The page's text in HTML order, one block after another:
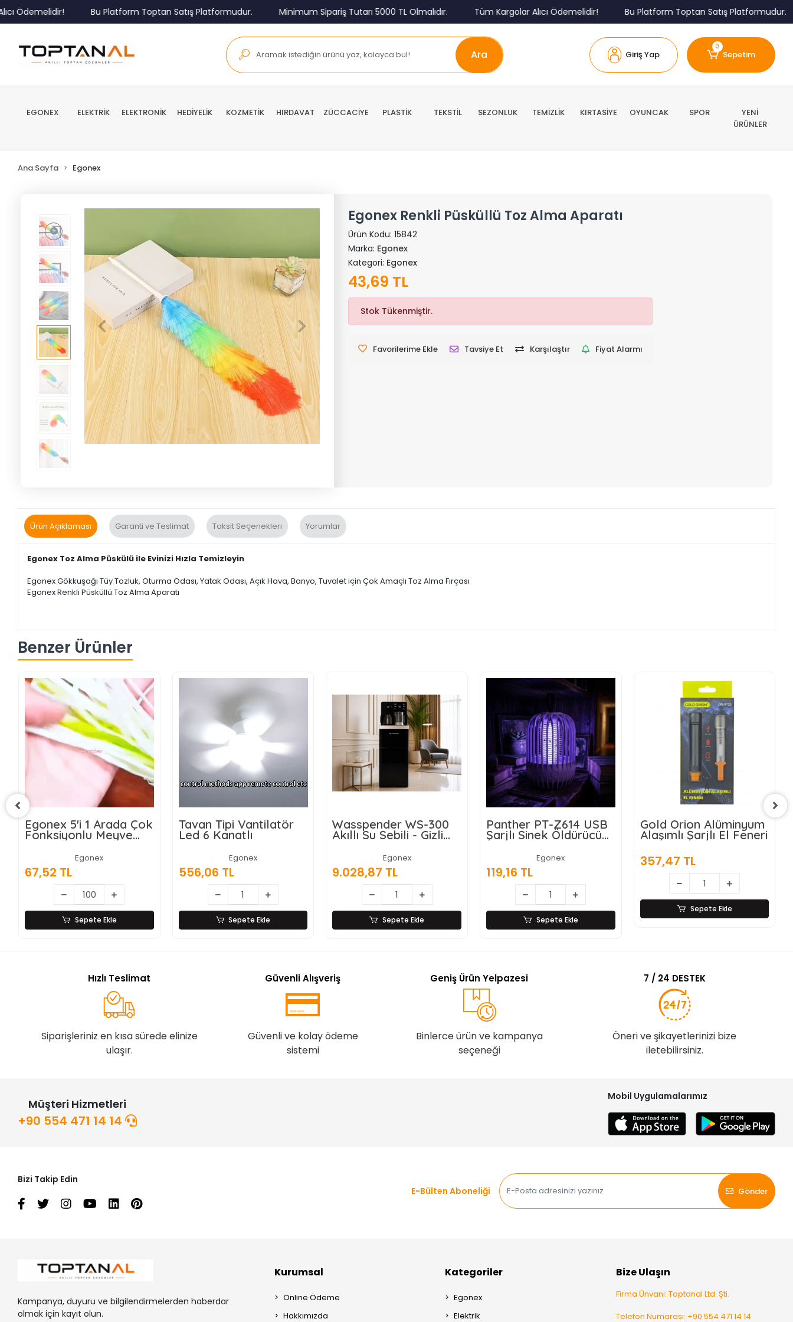
Bu Platform Toptan Satış Platformudur. Minimum Sipariş Tutarı 5000 TL Olmalıdır. Tüm Kargolar Alıcı Ödemelidir! Bu Platform Toptan Satış Platformudur.
Ara Giriş Yap
0
Sepetim
EGONEX ELEKTRİK ELEKTRONİK HEDİYELİK KOZMETİK HIRDAVAT ZÜCCACİYE PLASTİK TEKSTİL SEZONLUK TEMİZLİK KIRTASİYE OYUNCAK SPOR
YENİ
ÜRÜNLER
Ana Sayfa Egonex
Egonex Renkli Püsküllü Toz Alma Aparatı
Ürün Kodu: 15842
Marka: Egonex
Kategori: Egonex
43,69 TL
Stok Tükenmiştir.
Favorilerime Ekle Tavsiye Et Karşılaştır Fiyat Alarmı
Ürün Açıklaması Garanti ve Teslimat Taksit Seçenekleri Yorumlar
Egonex Toz Alma Püskülü ile Evinizi Hızla Temizleyin
Egonex Gökkuşağı Tüy Tozluk, Oturma Odası, Yatak Odası, Açık Hava, Banyo, Tuvalet için Çok Amaçlı Toz Alma Fırçası
Egonex Renkli Püsküllü Toz Alma Aparatı
Benzer Ürünler
Çok
Çelik
Tavan Tipi Vantilatör
Led 6 Kanatlı
556,06 TL
Sepete Ekle
Wasspender WS-300
Akıllı Su Sebili - Gizli
Dokunmatik Ekran
9.028,87 TL
Sepete Ekle
Panther PT-Z614 USB
Şarjlı Sinek Öldürücü
119,16 TL
Sepete Ekle
Gold Orion Alüminyum
Alaşımlı Şarjlı El Feneri
357,47 TL
Sepete Ekle
Matematik İşlem
Rulosu (Tek İşlem
Seçenekli)
39,72 TL
Sepete Ekle
Hızlı Teslimat
Siparişleriniz en kısa sürede elinize
ulaşır.
Güvenli Alışveriş
Güvenli ve kolay ödeme
sistemi
Geniş Ürün Yelpazesi
Binlerce ürün ve kampanya
seçeneği
7 / 24 DESTEK
Öneri ve şikayetlerinizi bize
iletebilirsiniz.
Müşteri Hizmetleri
+90 554 471 14 14
Mobil Uygulamalarımız
Bizi Takip Edin
E-Bülten Aboneliği
Gönder
Kampanya, duyuru ve bilgilendirmelerden haberdar
olmak için kayıt olun.
Kurumsal
Online Ödeme
Hakkımızda
Kategoriler
Egonex
Elektrik
Bize Ulaşın
Firma Ünvanı: Toptanal Ltd. Şti.
Telefon Numarası: +90 554 471 14 14